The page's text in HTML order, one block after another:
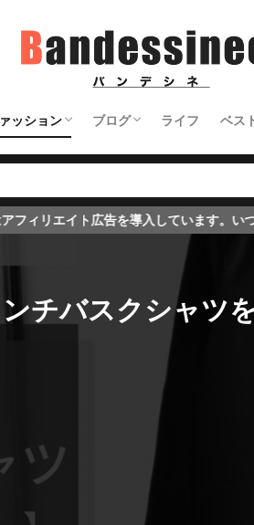
ッション
ップス＆ジャケット
ンツ
クセサリー＆バッグなど
ューズ
ブログ
ブログの始め方
ブログのノウハウ
ブログ初心者向け
ライフ ベス
入しています。いつもブログをご覧い
チバスクシャツ